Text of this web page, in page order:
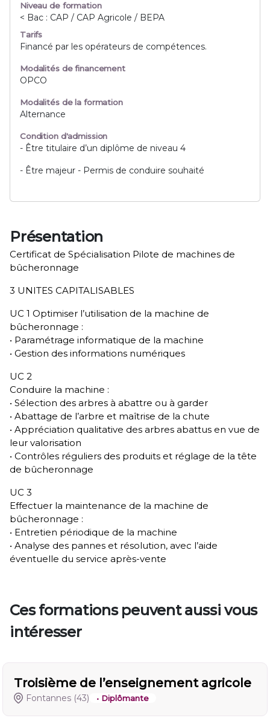
Présentation
Certificat de Spécialisation Pilote de machines de
bûcheronnage
3 UNITES CAPITALISABLES
UC 1 Optimiser l’utilisation de la machine de
bûcheronnage :
• Paramétrage informatique de la machine
• Gestion des informations numériques
UC 2
Conduire la machine :
• Sélection des arbres à abattre ou à garder
• Abattage de l’arbre et maîtrise de la chute
• Appréciation qualitative des arbres abattus en vue de
leur valorisation
• Contrôles réguliers des produits et réglage de la tête
de bûcheronnage
UC 3
Effectuer la maintenance de la machine de
bûcheronnage :
• Entretien périodique de la machine
• Analyse des pannes et résolution, avec l’aide
éventuelle du service après-vente
Niveau de formation
< Bac : CAP / CAP Agricole / BEPA
Tarifs
Financé par les opérateurs de compétences.
Modalités de financement
OPCO
Modalités de la formation
Alternance
Condition d'admission
- Être titulaire d’un diplôme de niveau 4
- Être majeur - Permis de conduire souhaité
Ces formations peuvent aussi vous
intéresser
Troisième de l’enseignement agricole
Fontannes (43) • Diplômante